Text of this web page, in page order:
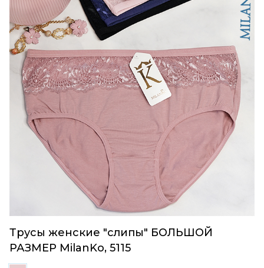
Трусы женские "слипы" БОЛЬШОЙ
РАЗМЕР MilanKo, 5115